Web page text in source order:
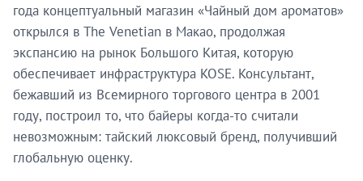
года концептуальный магазин «Чайный дом ароматов»
открылся в The Venetian в Макао, продолжая
экспансию на рынок Большого Китая, которую
обеспечивает инфраструктура KOSE. Консультант,
бежавший из Всемирного торгового центра в 2001
году, построил то, что байеры когда-то считали
невозможным: тайский люксовый бренд, получивший
глобальную оценку.